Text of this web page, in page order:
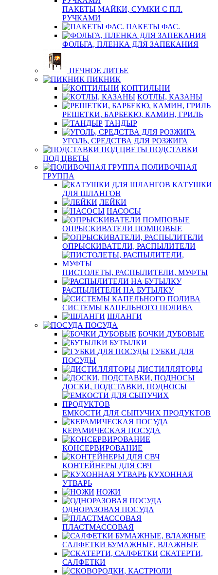
ПАКЕТЫ МАЙКИ, СУМКИ С ПЛ.
РУЧКАМИ
ПАКЕТЫ ФАС.
ФОЛЬГА, ПЛЕНКА ДЛЯ ЗАПЕКАНИЯ
ПЕЧНОЕ ЛИТЬЕ
ПИКНИК
КОПТИЛЬНИ
КОТЛЫ, КАЗАНЫ
РЕШЕТКИ, БАРБЕКЮ, КАМИН, ГРИЛЬ
ТАНДЫР
УГОЛЬ, СРЕДСТВА ДЛЯ РОЗЖИГА
ПОДСТАВКИ
ПОД ЦВЕТЫ
ПОЛИВОЧНАЯ
ГРУППА
КАТУШКИ
ДЛЯ ШЛАНГОВ
ЛЕЙКИ
НАСОСЫ
ОПРЫСКИВАТЕЛИ ПОМПОВЫЕ
ОПРЫСКИВАТЕЛИ, РАСПЫЛИТЕЛИ
ПИСТОЛЕТЫ, РАСПЫЛИТЕЛИ, МУФТЫ
РАСПЫЛИТЕЛИ НА БУТЫЛКУ
СИСТЕМЫ КАПЕЛЬНОГО ПОЛИВА
ШЛАНГИ
ПОСУДА
БОЧКИ ДУБОВЫЕ
БУТЫЛКИ
ГУБКИ ДЛЯ
ПОСУДЫ
ДИСТИЛЛЯТОРЫ
ДОСКИ, ПОДСТАВКИ, ПОДНОСЫ
ЕМКОСТИ ДЛЯ СЫПУЧИХ ПРОДУКТОВ
КЕРАМИЧЕСКАЯ ПОСУДА
КОНСЕРВИРОВАНИЕ
КОНТЕЙНЕРЫ ДЛЯ СВЧ
КУХОННАЯ
УТВАРЬ
НОЖИ
ОДНОРАЗОВАЯ ПОСУДА
ПЛАСТМАССОВАЯ
САЛФЕТКИ БУМАЖНЫЕ, ВЛАЖНЫЕ
СКАТЕРТИ,
САЛФЕТКИ